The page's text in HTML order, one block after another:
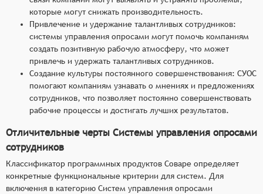
которые могут снижать производительность.
Привлечение и удержание талантливых сотрудников:
системы управления опросами могут помочь компаниям
создать позитивную рабочую атмосферу, что может
привлечь и удержать талантливых сотрудников.
Создание культуры постоянного совершенствования: СУОС
помогают компаниям узнавать о мнениях и предложениях
сотрудников, что позволяет постоянно совершенствовать
рабочие процессы и достигать лучших результатов.
Отличительные черты Системы управления опросами
сотрудников
Классификатор программных продуктов Соваре определяет
конкретные функциональные критерии для систем. Для
включения в категорию Систем управления опросами